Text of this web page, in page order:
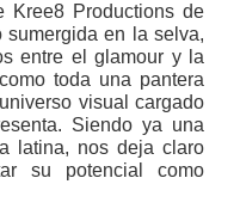
Kree8 Productions de
sumergida en la selva,
entre el glamour y la
toda una pantera
visual cargado
Siendo ya una
latina, nos deja claro
su potencial como